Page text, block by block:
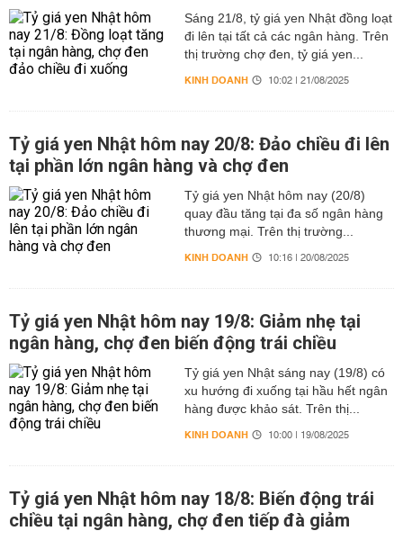
Sáng 21/8, tỷ giá yen Nhật đồng loạt
đi lên tại tất cả các ngân hàng. Trên
thị trường chợ đen, tỷ giá yen...
KINH DOANH 10:02 | 21/08/2025
Tỷ giá yen Nhật hôm nay 20/8: Đảo chiều đi lên
tại phần lớn ngân hàng và chợ đen
Tỷ giá yen Nhật hôm nay (20/8)
quay đầu tăng tại đa số ngân hàng
thương mại. Trên thị trường...
KINH DOANH 10:16 | 20/08/2025
Tỷ giá yen Nhật hôm nay 19/8: Giảm nhẹ tại
ngân hàng, chợ đen biến động trái chiều
Tỷ giá yen Nhật sáng nay (19/8) có
xu hướng đi xuống tại hầu hết ngân
hàng được khảo sát. Trên thị...
KINH DOANH 10:00 | 19/08/2025
Tỷ giá yen Nhật hôm nay 18/8: Biến động trái
chiều tại ngân hàng, chợ đen tiếp đà giảm